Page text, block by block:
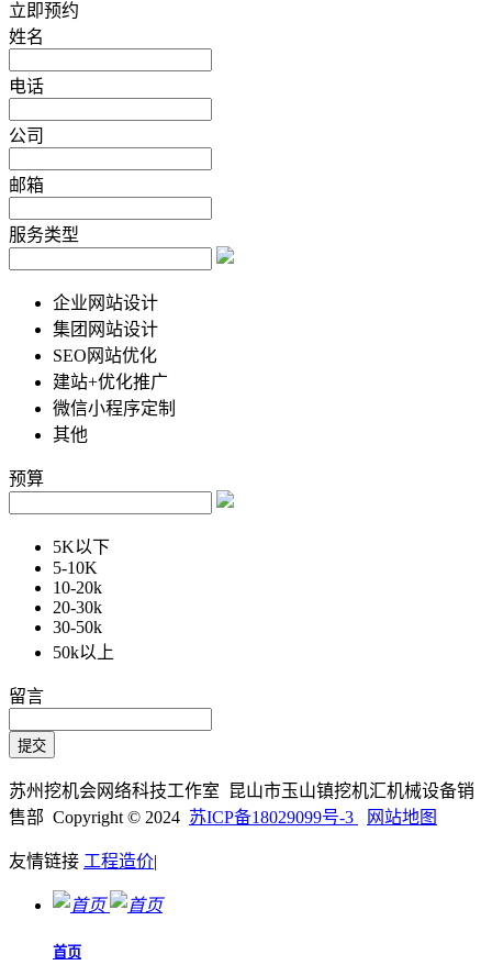
立即预约
姓名
电话
公司
邮箱
服务类型
企业网站设计
集团网站设计
SEO网站优化
建站+优化推广
微信小程序定制
其他
预算
5K以下
5-10K
10-20k
20-30k
30-50k
50k以上
留言
苏州挖机会网络科技工作室 昆山市玉山镇挖机汇机械设备销
售部 Copyright © 2024 苏ICP备18029099号-3 网站地图
友情链接 工程造价|
首页